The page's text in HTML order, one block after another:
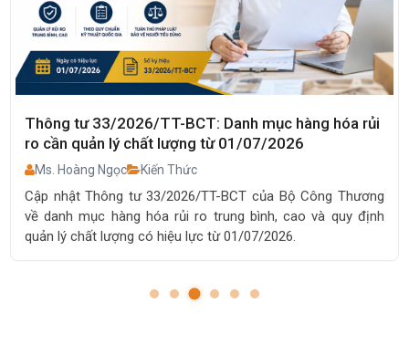
Thông tư 33/2026/TT-BCT: Danh mục hàng hóa rủi
ro cần quản lý chất lượng từ 01/07/2026
Ms. Hoàng Ngọc Kiến Thức
Cập nhật Thông tư 33/2026/TT-BCT của Bộ Công Thương
về danh mục hàng hóa rủi ro trung bình, cao và quy định
quản lý chất lượng có hiệu lực từ 01/07/2026.